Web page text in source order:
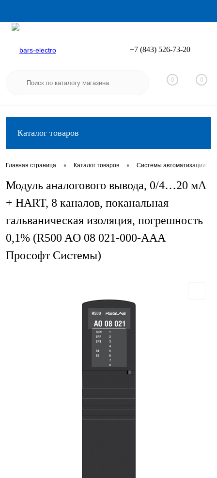
Вход
+7 (843) 526-73-20
0 0
Каталог товаров
Главная страница • Каталог товаров • Системы автоматизации
Модуль аналогового вывода, 0/4…20 мА
+ HART, 8 каналов, поканальная
гальваническая изоляция, погрешность
0,1% (R500 AO 08 021-000-AAA
Прософт Системы)